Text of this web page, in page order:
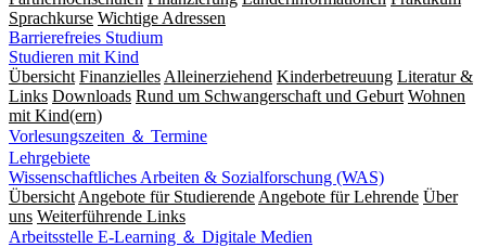
Sprachkurse Wichtige Adressen
Barrierefreies Studium
Studieren mit Kind
Übersicht Finanzielles Alleinerziehend Kinderbetreuung Literatur &
Links Downloads Rund um Schwangerschaft und Geburt Wohnen
mit Kind(ern)
Vorlesungszeiten ＆ Termine
Lehrgebiete
Wissenschaftliches Arbeiten & Sozialforschung (WAS)
Übersicht Angebote für Studierende Angebote für Lehrende Über
uns Weiterführende Links
Arbeitsstelle E-Learning ＆ Digitale Medien